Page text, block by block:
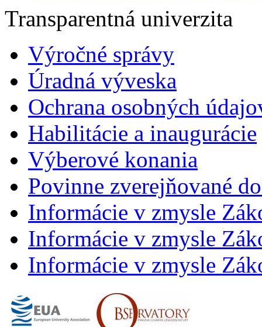
Transparentná univerzita
Výročné správy
Úradná výveska
Ochrana osobných
Habilitácie a inaugurácie
Výberové konania
Povinne zverejňované
Informácie v zmysle
Informácie v zmysle
Informácie v zmysle